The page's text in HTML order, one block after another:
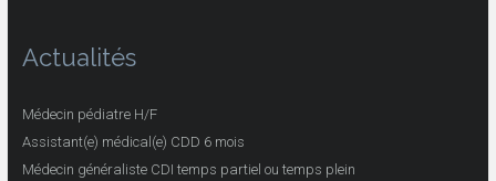
Actualités
Médecin pédiatre H/F
Assistant(e) médical(e) CDD 6 mois
Médecin généraliste CDI temps partiel ou temps plein